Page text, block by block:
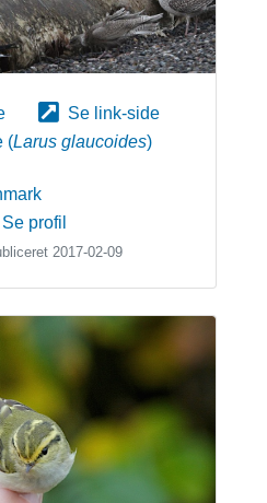
Se link-side
(Larus glaucoides)
Se profil
2017-02-09